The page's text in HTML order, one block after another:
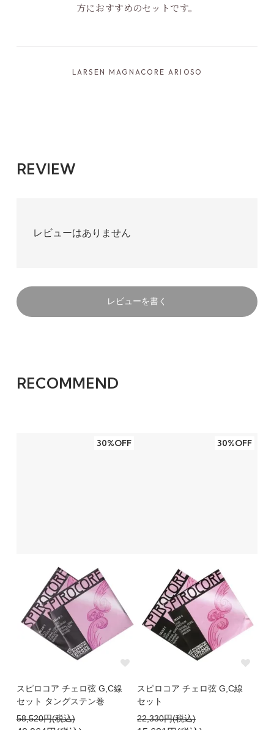
方におすすめのセットです。
LARSEN MAGNACORE ARIOSO
REVIEW
レビューはありません
レビューを書く
RECOMMEND
30%OFF
スピロコア チェロ弦 G,C線
セット タングステン巻
58,520円(税込)
30%OFF
スピロコア チェロ弦 G,C線
セット
22,330円(税込)